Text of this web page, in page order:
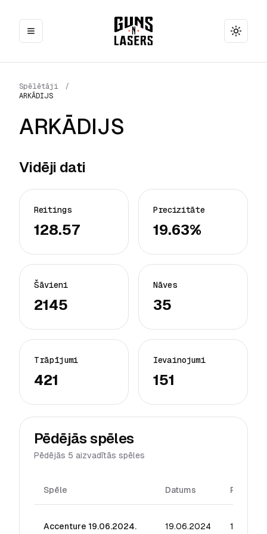
Toggle
Spēlētāji
/
ARKĀDIJS
ARKĀDIJS
Vidēji dati
Reitings
128.57
Precizitāte
19.63%
Šāvieni
2145
Nāves
35
Trāpījumi
421
Ievainojumi
151
Pēdējās spēles
Pēdējās 5 aizvadītās spēles
Spēle Datums Reitings
Accenture 19.06.2024. 19.06.2024 128.57